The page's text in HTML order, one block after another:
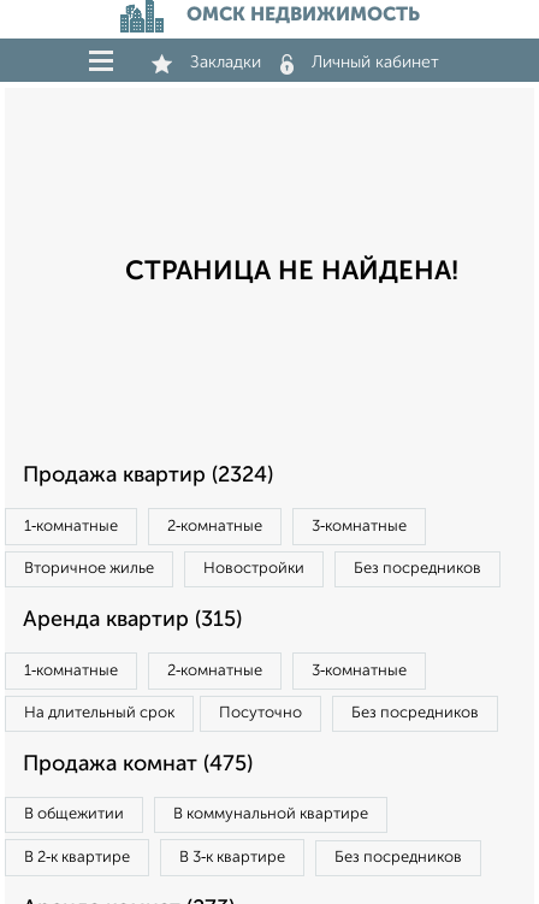
ОМСК НЕДВИЖИМОСТЬ
Закладки Личный кабинет
СТРАНИЦА НЕ НАЙДЕНА!
Продажа квартир (2324)
1‑комнатные 2‑комнатные 3‑комнатные
Вторичное жилье Новостройки Без посредников
Аренда квартир (315)
1‑комнатные 2‑комнатные 3‑комнатные
На длительный срок Посуточно Без посредников
Продажа комнат (475)
В общежитии В коммунальной квартире
В 2‑к квартире В 3‑к квартире Без посредников